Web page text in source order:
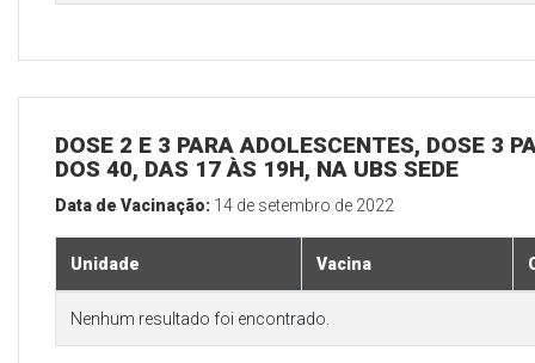
DOSE 2 E 3 PARA ADOLESCENTES, DOSE 3
DOS 40, DAS 17 ÀS 19H, NA UBS SEDE
Data de Vacinação: 14 de setembro de 2022
Unidade Vacina
Nenhum resultado foi encontrado.